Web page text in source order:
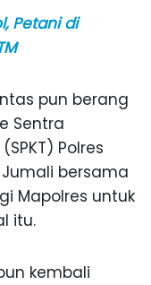
Petani di
pun berang
Sentra
Polres
bersama
Mapolres untuk
itu.
kembali